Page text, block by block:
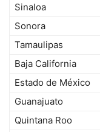
Sinaloa
Sonora
Tamaulipas
Baja California
Estado de México
Guanajuato
Quintana Roo